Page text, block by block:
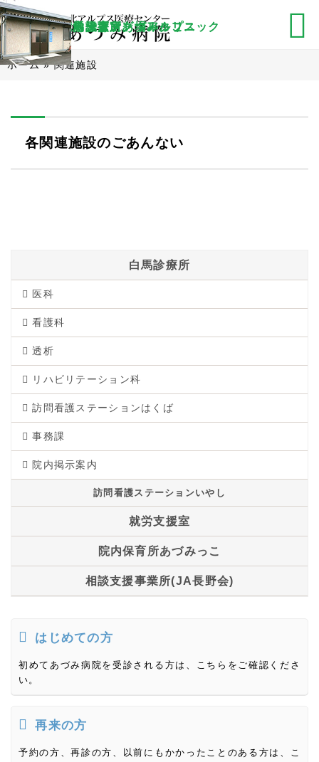
ホーム»関連施設
各関連施設のごあんない
白馬診療所
就労支援室
あるぷすメンタルクリニック
院内保育所あづみっこ
クリーニング場アルプス
白馬診療所
医科
看護科
透析
リハビリテーション科
訪問看護ステーションはくば
事務課
院内掲示案内
訪問看護ステーションいやし
就労支援室
院内保育所あづみっこ
相談支援事業所(JA長野会)
はじめての方
初めてあづみ病院を受診される方は、こちらをご確認くださ
い。
再来の方
予約の方、再診の方、以前にもかかったことのある方は、こ